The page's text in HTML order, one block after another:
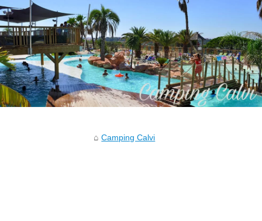
Camping Calvi